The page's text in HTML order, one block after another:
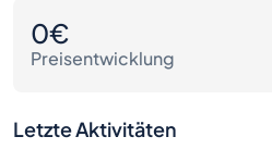
0€
Preisentwicklung
Letzte Aktivitäten